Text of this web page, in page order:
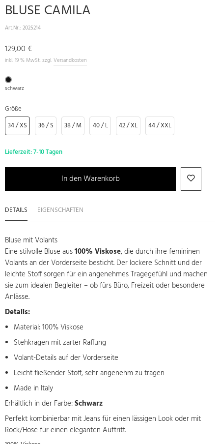
BLUSE CAMILA
Art.Nr.: 2025214
129,00 €
inkl. 19 % MwSt. zzgl. Versandkosten
schwarz
Größe
34 / XS
36 / S 38 / M 40 / L 42 / XL 44 / XXL
Lieferzeit:7-10 Tagen
In den Warenkorb
DETAILS EIGENSCHAFTEN
Bluse mit Volants
Eine stilvolle Bluse aus100% Viskose, die durch ihre femininen
Volants an der Vorderseite besticht. Der lockere Schnitt und der
leichte Stoff sorgen für ein angenehmes Tragegefühl und machen
sie zum idealen Begleiter – ob fürs Büro, Freizeit oder besondere
Anlässe.
Details:
Material: 100% Viskose
Stehkragen mit zarter Raffung
Volant-Details auf der Vorderseite
Leicht fließender Stoff, sehr angenehm zu tragen
Made in Italy
Erhältlich in der Farbe:Schwarz
Perfekt kombinierbar mit Jeans für einen lässigen Look oder mit
Rock/Hose für einen eleganten Auftritt.